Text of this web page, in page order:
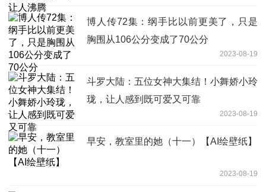
博人传72集：纲手比以前更美了，只是
胸围从106公分变成了70公分
2023-08-19
斗罗大陆：五位女神大集结！小舞娇小玲
珑，让人感到既可爱又可靠
2023-08-19
早安，教室里的她（十一）【AI绘壁纸】
2023-08-19